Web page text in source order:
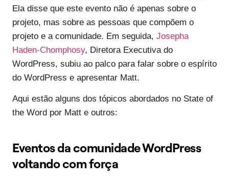
Ela disse que este evento não é apenas sobre o
projeto, mas sobre as pessoas que compõem o
projeto e a comunidade. Em seguida, Josepha
Haden-Chomphosy, Diretora Executiva do
WordPress, subiu ao palco para falar sobre o espírito
do WordPress e apresentar Matt.
Aqui estão alguns dos tópicos abordados no State of
the Word por Matt e outros:
Eventos da comunidade WordPress
voltando com força